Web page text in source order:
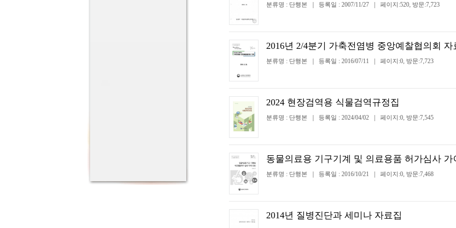
분류명 : 단행본 등록일 : 2007/11/27 페이지:520, 방문:7,723
2016년 2/4분기 가축전염병 중앙예찰협의회 자
분류명 : 단행본 등록일 : 2016/07/11 페이지:0, 방문:7,723
2024 현장검역용 식물검역규정집
분류명 : 단행본 등록일 : 2024/04/02 페이지:0, 방문:7,545
동물의료용 기구기계 및 의료용품 허가심사 가
분류명 : 단행본 등록일 : 2016/10/21 페이지:0, 방문:7,468
2014년 질병진단과 세미나 자료집